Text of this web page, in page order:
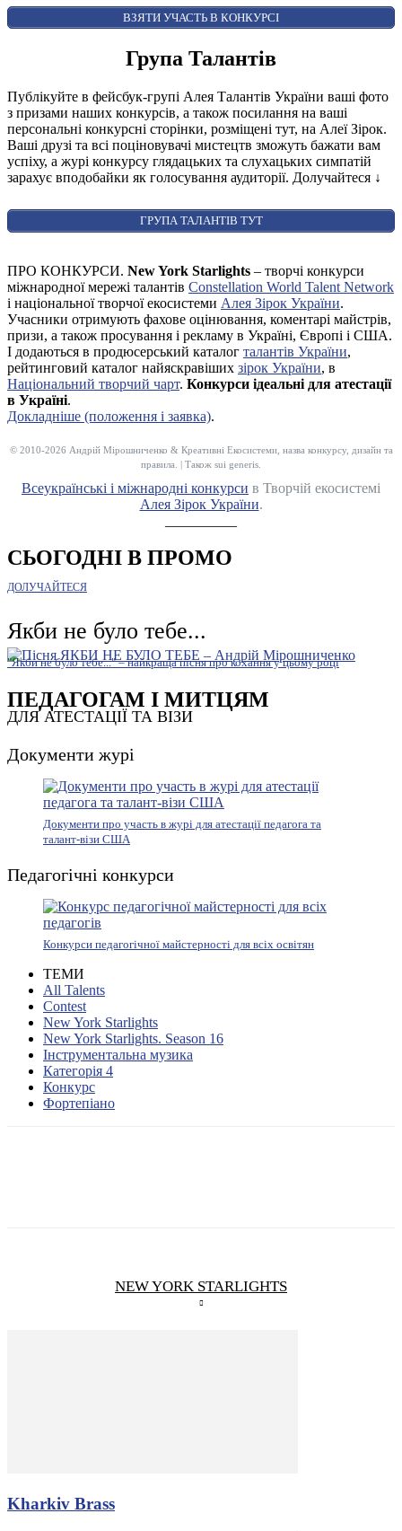
AUDIENCE AWARD
ВЗЯТИ УЧАСТЬ В КОНКУРСІ
Група Талантів
Публікуйте в фейсбук-групі Алея Талантів України ваші фото
з призами наших конкурсів, а також посилання на ваші
персональні конкурсні сторінки, розміщені тут, на Алеї Зірок.
Ваші друзі та всі поціновувачі мистецтв зможуть бажати вам
успіху, а журі конкурсу глядацьких та слухацьких симпатій
зарахує вподобайки як голосування аудиторії. Долучайтеся ↓
ГРУПА ТАЛАНТІВ ТУТ
ПРО КОНКУРСИ. New York Starlights – творчі конкурси
міжнародної мережі талантів Constellation World Talent Network
і національної творчої екосистеми Алея Зірок України.
Учасники отримують фахове оцінювання, коментарі майстрів,
призи, а також просування і рекламу в Україні, Європі і США.
І додаються в продюсерський каталог талантів України,
рейтинговий каталог найяскравіших зірок України, в
Національний творчий чарт. Конкурси ідеальні для атестації
в Україні.
Докладніше (положення і заявка).
© 2010-2026 Андрій Мірошниченко & Креативні Екосистеми, назва конкурсу, дизайн та
правила. | Також sui generis.
Всеукраїнські і міжнародні конкурси в Творчій екосистемі
Алея Зірок України.
СЬОГОДНІ В ПРОМО
ДОЛУЧАЙТЕСЯ
Якби не було тебе...
"Якби не було тебе..." – найкраща пісня про кохання у цьому році
ПЕДАГОГАМ І МИТЦЯМ
ДЛЯ АТЕСТАЦІЇ ТА ВІЗИ
Документи журі
Документи про участь в журі для атестації педагога та
талант-візи США
Педагогічні конкурси
Конкурси педагогічної майстерності для всіх освітян
ТЕМИ
All Talents
Contest
New York Starlights
New York Starlights. Season 16
Інструментальна музика
Категорія 4
Конкурс
Фортепіано
NEW YORK STARLIGHTS
Kharkiv Brass